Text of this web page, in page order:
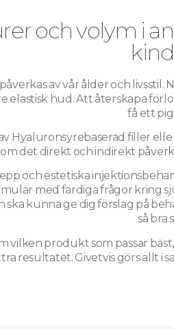
och volym i
av vår ålder och
elastisk hud. Att återskapa
få ett
Hyaluronsyrebaserad filler
det direkt och indirekt
och estetiska
med färdiga frågor kring
kunna ge dig förslag på
så bra
vilken produkt som passar
resultatet. Givetvis görs allt i